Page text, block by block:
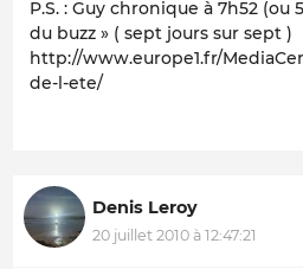
P.S. : Guy chronique à 7h52 (ou
du buzz » ( sept jours sur sept )
http://www.europe1.fr/
de-l-ete/
Denis Leroy
20 juillet 2010 à 12:47:21